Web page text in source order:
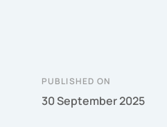
PUBLISHED ON
30 September 2025